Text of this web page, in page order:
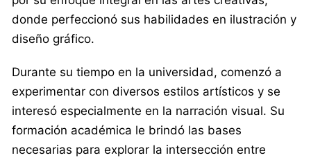
donde perfeccionó sus habilidades en ilustración y
diseño gráfico.
Durante su tiempo en la universidad, comenzó a
experimentar con diversos estilos artísticos y se
interesó especialmente en la narración visual. Su
formación académica le brindó las bases
necesarias para explorar la intersección entre